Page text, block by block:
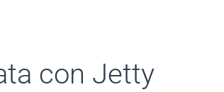
con Jetty